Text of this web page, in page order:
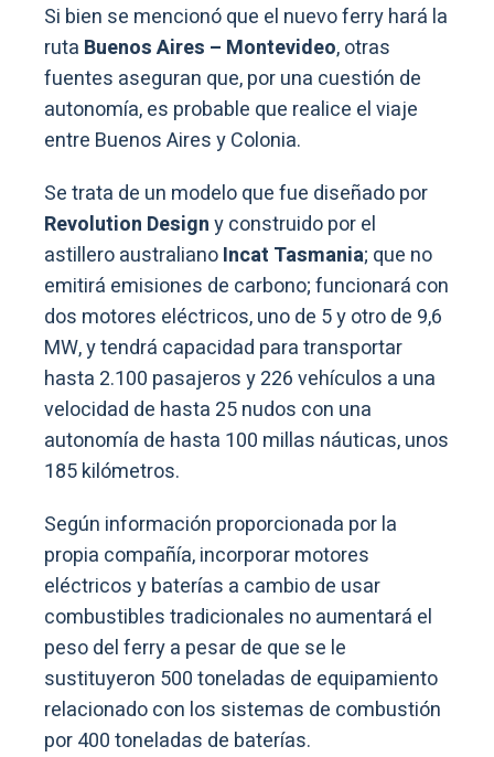
Si bien se mencionó que el nuevo ferry hará la
ruta Buenos Aires – Montevideo, otras
fuentes aseguran que, por una cuestión de
autonomía, es probable que realice el viaje
entre Buenos Aires y Colonia.
Se trata de un modelo que fue diseñado por
Revolution Designy construido por el
astillero australianoIncat Tasmania; que no
emitirá emisiones de carbono; funcionará con
dos motores eléctricos, uno de 5 y otro de 9,6
MW, y tendrá capacidad para transportar
hasta 2.100 pasajeros y 226 vehículos a una
velocidad de hasta 25 nudos con una
autonomía de hasta 100 millas náuticas, unos
185 kilómetros.
Según información proporcionada por la
propia compañía, incorporar motores
eléctricos y baterías a cambio de usar
combustibles tradicionales no aumentará el
peso del ferry a pesar de que se le
sustituyeron 500 toneladas de equipamiento
relacionado con los sistemas de combustión
por 400 toneladas de baterías.